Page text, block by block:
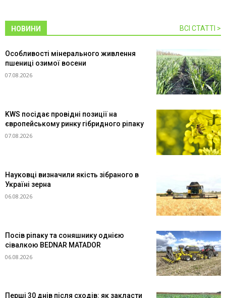
НОВИНИ ВСІ СТАТТІ >
Особливості мінерального живлення
пшениці озимої восени
07.08.2026
KWS посідає провідні позиції на
європейському ринку гібридного ріпаку
07.08.2026
Науковці визначили якість зібраного в
Україні зерна
06.08.2026
Посів ріпаку та соняшнику однією
сівалкою BEDNAR MATADOR
06.08.2026
Перші 30 днів після сходів: як закласти